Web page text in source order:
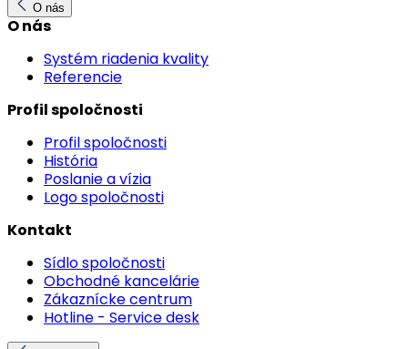
O nás
O nás
Systém riadenia kvality
Referencie
Profil spoločnosti
Profil spoločnosti
História
Poslanie a vízia
Logo spoločnosti
Kontakt
Sídlo spoločnosti
Obchodné kancelárie
Zákaznícke centrum
Hotline - Service desk